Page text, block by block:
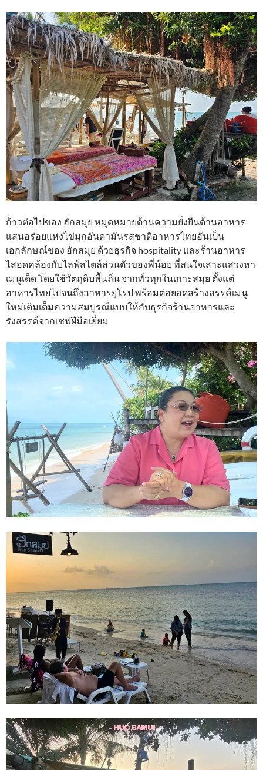
ก้าวต่อไปของ ฮักสมุย หมุดหมายด้านความยั่งยืนด้านอาหาร
แสนอร่อยแห่งไข่มุกอันดามันรสชาติอาหารไทยอันเป็น
เอกลักษณ์ของ ฮักสมุย ด้วยธุรกิจ hospitality และร้านอาหาร
ไสอดคล้องกับไลฟ์สไตล์ส่วนตัวของพี่น้อย ที่สนใจเสาะแสวงหา
เมนูเด็ด โดยใช้วัตถุดิบพื้นถิ่น จากทั่วทุกในเกาะสมุย ตั้งแต่
อาหารไทยไปจนถึงอาหารยุโรป พร้อมต่อยอดสร้างสรรค์เมนู
ใหม่เติมเต็มความสมบูรณ์แบบให้กับธุรกิจร้านอาหารและ
รังสรรค์จากเชฟฝีมือเยี่ยม